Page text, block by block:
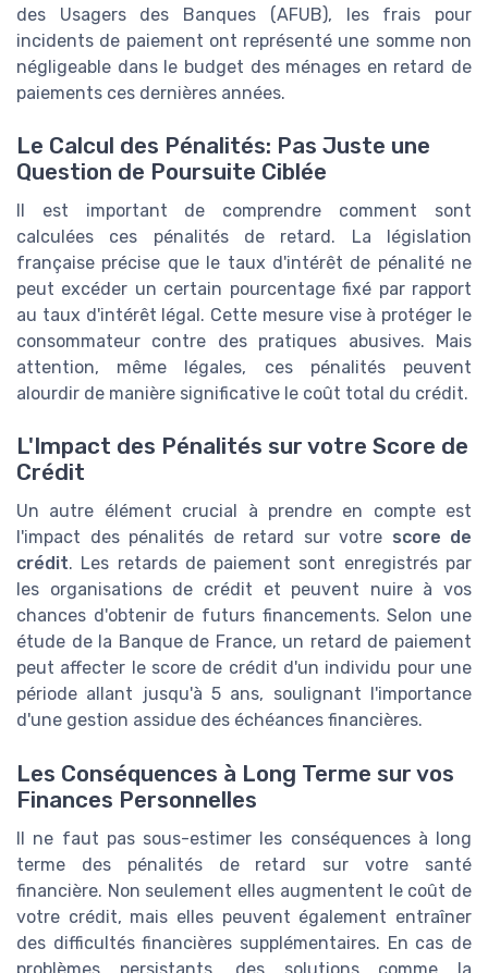
des Usagers des Banques (AFUB), les frais pour
incidents de paiement ont représenté une somme non
négligeable dans le budget des ménages en retard de
paiements ces dernières années.
Le Calcul des Pénalités: Pas Juste une
Question de Poursuite Ciblée
Il est important de comprendre comment sont
calculées ces pénalités de retard. La législation
française précise que le taux d'intérêt de pénalité ne
peut excéder un certain pourcentage fixé par rapport
au taux d'intérêt légal. Cette mesure vise à protéger le
consommateur contre des pratiques abusives. Mais
attention, même légales, ces pénalités peuvent
alourdir de manière significative le coût total du crédit.
L'Impact des Pénalités sur votre Score de
Crédit
Un autre élément crucial à prendre en compte est
l'impact des pénalités de retard sur votre score de
crédit. Les retards de paiement sont enregistrés par
les organisations de crédit et peuvent nuire à vos
chances d'obtenir de futurs financements. Selon une
étude de la Banque de France, un retard de paiement
peut affecter le score de crédit d'un individu pour une
période allant jusqu'à 5 ans, soulignant l'importance
d'une gestion assidue des échéances financières.
Les Conséquences à Long Terme sur vos
Finances Personnelles
Il ne faut pas sous-estimer les conséquences à long
terme des pénalités de retard sur votre santé
financière. Non seulement elles augmentent le coût de
votre crédit, mais elles peuvent également entraîner
des difficultés financières supplémentaires. En cas de
problèmes persistants, des solutions comme la